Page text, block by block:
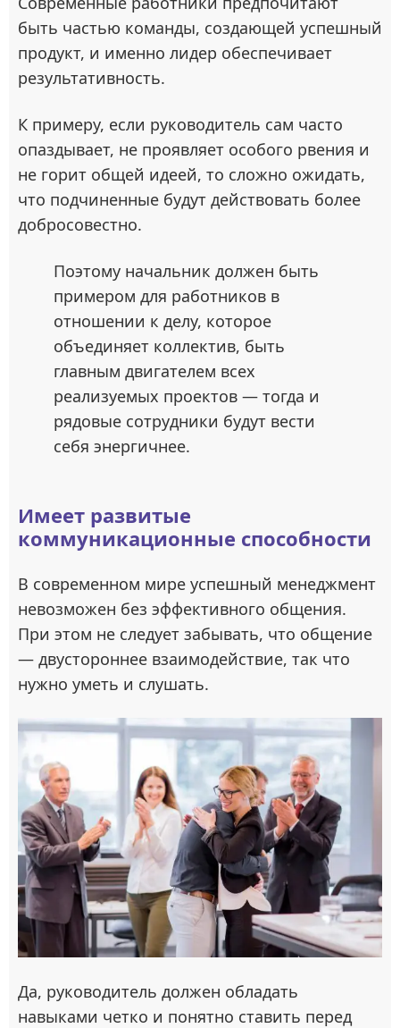
быть частью команды, создающей успешный
продукт, и именно лидер обеспечивает
результативность.
К примеру, если руководитель сам часто
опаздывает, не проявляет особого рвения и
не горит общей идеей, то сложно ожидать,
что подчиненные будут действовать более
добросовестно.
Поэтому начальник должен быть
примером для работников в
отношении к делу, которое
объединяет коллектив, быть
главным двигателем всех
реализуемых проектов — тогда и
рядовые сотрудники будут вести
себя энергичнее.
Имеет развитые
коммуникационные способности
В современном мире успешный менеджмент
невозможен без эффективного общения.
При этом не следует забывать, что общение
— двустороннее взаимодействие, так что
нужно уметь и слушать.
Да, руководитель должен обладать
навыками четко и понятно ставить перед